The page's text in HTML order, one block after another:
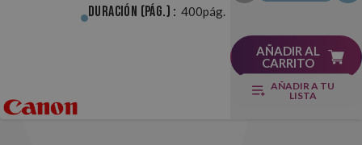
Duración (pág.) : 400pág.
AÑADIR AL
CARRITO
AÑADIR A TU
LISTA